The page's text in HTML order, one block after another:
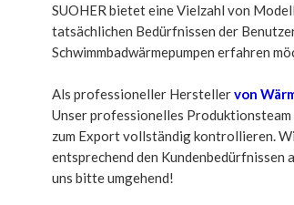
SUOHER bietet eine Vielzahl von
tatsächlichen Bedürfnissen der
Schwimmbadwärmepumpen erfahren
Als professioneller Herstellervon
Unser professionelles
zum Export vollständig kontrollieren.
entsprechend den Kundenbedürfnissen
uns bitte umgehend!